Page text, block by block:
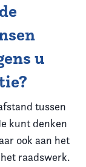
u
tussen
kunt denken
ook aan het
raadswerk.